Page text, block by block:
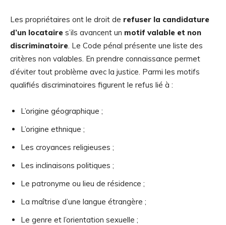
Les propriétaires ont le droit de refuser la candidature
d’un locataire s’ils avancent un motif valable et non
discriminatoire . Le Code pénal présente une liste des
critères non valables. En prendre connaissance permet
d’éviter tout problème avec la justice. Parmi les motifs
qualifiés discriminatoires figurent le refus lié à :
L’origine géographique ;
L’origine ethnique ;
Les croyances religieuses ;
Les inclinaisons politiques ;
Le patronyme ou lieu de résidence ;
La maîtrise d’une langue étrangère ;
Le genre et l’orientation sexuelle ;